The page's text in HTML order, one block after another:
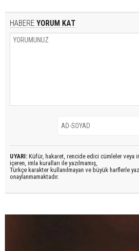
HABERE YORUM KAT
UYARI: Küfür, hakaret, rencide edici cümleler veya
içeren, imla kuralları ile yazılmamış,
Türkçe karakter kullanılmayan ve büyük harflerle
onaylanmamaktadır.